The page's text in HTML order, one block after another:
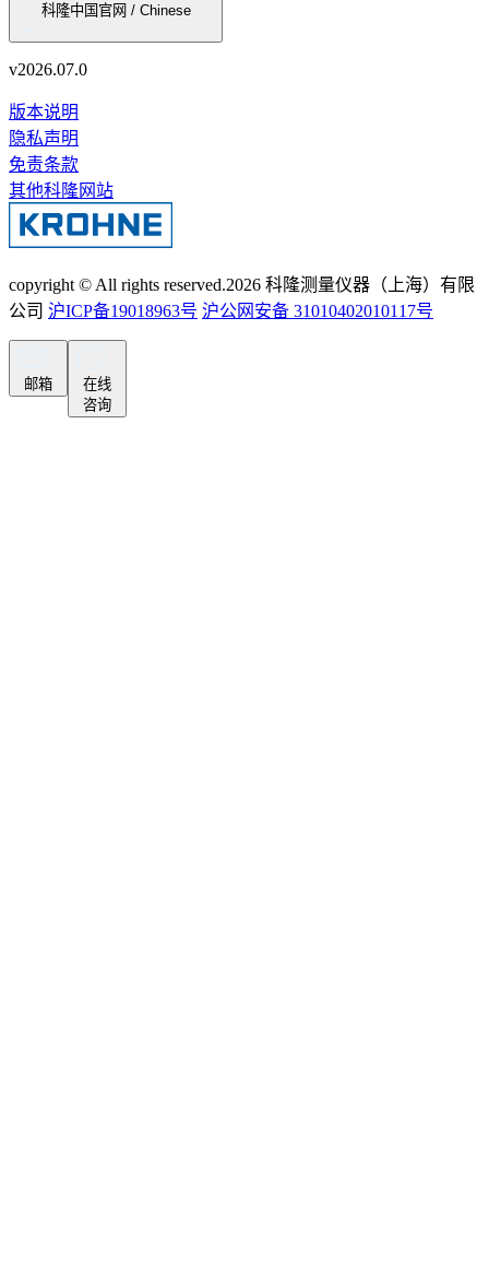
科隆中国官网 / Chinese
v2026.07.0
版本说明
隐私声明
免责条款
其他科隆网站
copyright © All rights reserved.2026 科隆测量仪器（上海）有限
公司 沪ICP备19018963号 沪公网安备 31010402010117号
邮箱
在线
咨询